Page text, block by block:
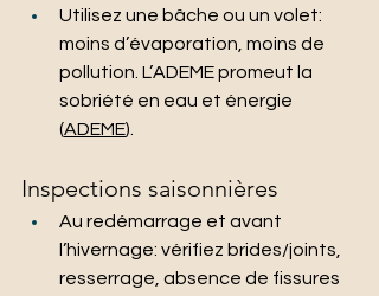
Utilisez une bâche ou un volet:
moins d’évaporation, moins de
pollution. L’ADEME promeut la
sobriété en eau et énergie
(ADEME).
Inspections saisonnières
Au redémarrage et avant
l’hivernage: vérifiez brides/joints,
resserrage, absence de fissures